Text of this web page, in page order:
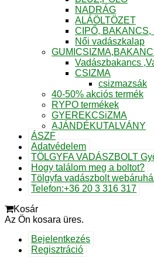
NADRÁG
ALÁÖLTÖZET
CIPŐ, BAKANCS,
Női vadászkalap
Vadászbakancs
CSIZMA
csizmazsák
40-50% akciós termék
RYPO termékek
GYEREKCSiZMA
AJÁNDÉKUTALVÁNY
ÁSZF
Adatvédelem
TÖLGYFA VADÁSZBOLT
Hogy találom meg a boltot?
Tölgyfa vadászbolt
Telefon:+36 20 3 316 317
Kosár
Az Ön kosara üres.
Bejelentkezés
Regisztráció